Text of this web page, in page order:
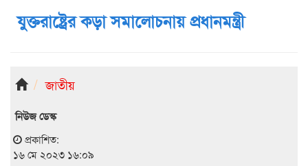
যুক্তরাষ্ট্রের কড়া সমালোচনায় প্রধানমন্ত্রী
জাতীয়
নিউজ ডেস্ক
প্রকাশিত:
১৬ মে ২০২৩ ১৬:০৯